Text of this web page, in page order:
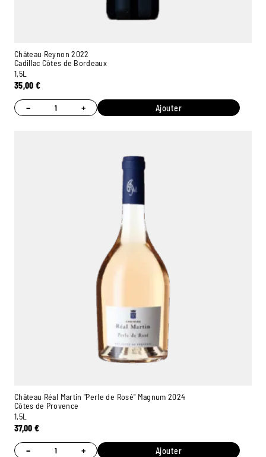
Château Reynon 2022
Cadillac Côtes de Bordeaux
1,5L
35,00€
− + Ajouter
Château Réal Martin "Perle de Rosé" Magnum 2024
Côtes de Provence
1,5L
37,00€
− + Ajouter